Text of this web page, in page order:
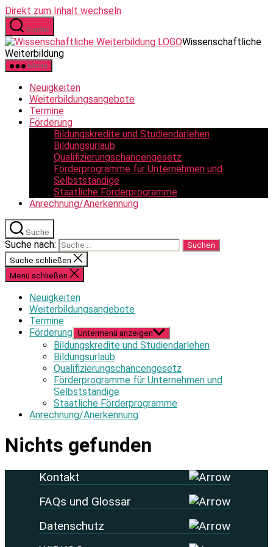
Direkt zum Inhalt wechseln
Suche
Wissenschaftliche
Weiterbildung
Menü
Neuigkeiten
Weiterbildungsangebote
Termine
Förderung
Bildungskredite und Studiendarlehen
Bildungsurlaub
Qualifizierungschancengesetz
Förderprogramme für Unternehmen und
Selbstständige
Staatliche Förderprogramme
Anrechnung/Anerkennung
Suche
Suche nach:
Suche schließen
Menü schließen
Neuigkeiten
Weiterbildungsangebote
Termine
Förderung Untermenü anzeigen
Bildungskredite und Studiendarlehen
Bildungsurlaub
Qualifizierungschancengesetz
Förderprogramme für Unternehmen und
Selbstständige
Staatliche Förderprogramme
Anrechnung/Anerkennung
Nichts gefunden
Kontakt
FAQs und Glossar
Datenschutz